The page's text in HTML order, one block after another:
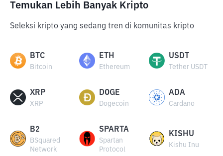
Temukan Lebih Banyak Kripto
Seleksi kripto yang sedang tren di komunitas kripto
BTC
Bitcoin
ETH
Ethereum
USDT
Tether USDT
XRP
XRP
DOGE
Dogecoin
ADA
Cardano
B2
BSquared
Network
SPARTA
Spartan
Protocol
KISHU
Kishu Inu